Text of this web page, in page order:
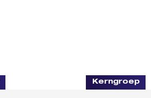
Kerngroep